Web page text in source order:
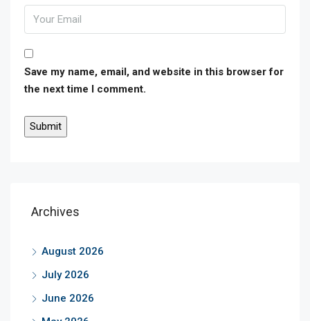
Save my name, email, and website in this browser for
the next time I comment.
Archives
August 2026
July 2026
June 2026